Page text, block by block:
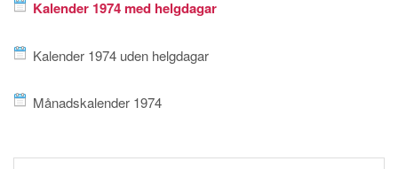
Kalender 1974 med helgdagar
Kalender 1974 uden helgdagar
Månadskalender 1974